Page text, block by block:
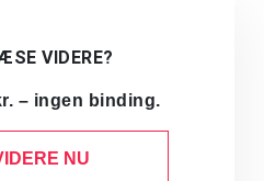
VIDERE?
– ingen binding.
NU